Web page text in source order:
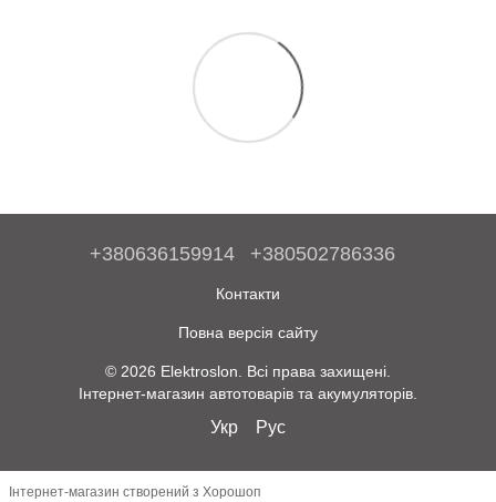
+380636159914 +380502786336
Контакти
Повна версія сайту
© 2026 Elektroslon. Всі права захищені.
Інтернет-магазин автотоварів та акумуляторів.
Укр Рус
Інтернет-магазин створений з Хорошоп